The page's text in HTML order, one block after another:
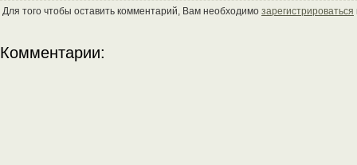
Для того чтобы оставить комментарий, Вам необходимо зарегистрироваться
Комментарии: